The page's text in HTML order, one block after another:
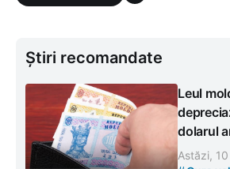
Știri recomandate
Leul
dolarul
Astăzi,